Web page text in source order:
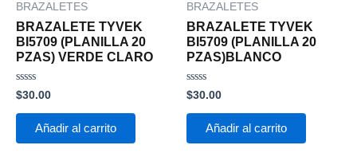
BRAZALETES
BRAZALETE TYVEK
BI5709 (PLANILLA 20
PZAS) VERDE CLARO
Valorado
con
0
$30.00
Añadir al carrito
BRAZALETES
BRAZALETE TYVEK
BI5709 (PLANILLA 20
PZAS)BLANCO
Valorado
con
0
$30.00
Añadir al carrito